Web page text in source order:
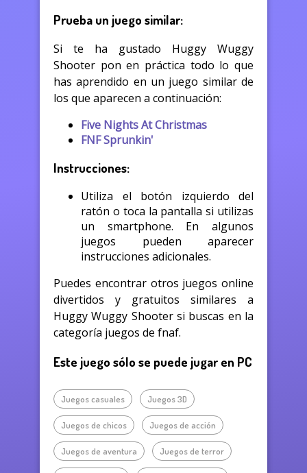
Prueba un juego similar:
Si te ha gustado Huggy Wuggy
Shooter pon en práctica todo lo que
has aprendido en un juego similar de
los que aparecen a continuación:
Five Nights At Christmas
FNF Sprunkin'
Instrucciones:
Utiliza el botón izquierdo del
ratón o toca la pantalla si utilizas
un smartphone. En algunos
juegos pueden aparecer
instrucciones adicionales.
Puedes encontrar otros juegos online
divertidos y gratuitos similares a
Huggy Wuggy Shooter si buscas en la
categoría juegos de fnaf.
Este juego sólo se puede jugar en PC
Juegos casuales Juegos 3D
Juegos de chicos Juegos de acción
Juegos de aventura Juegos de terror